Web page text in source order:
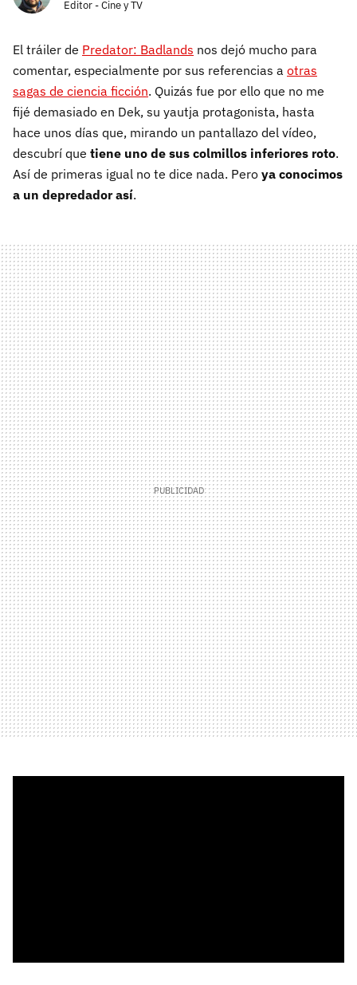
Editor - Cine y TV
El tráiler de Predator: Badlands nos dejó mucho para
comentar, especialmente por sus referencias a otras
sagas de ciencia ficción. Quizás fue por ello que no me
fijé demasiado en Dek, su yautja protagonista, hasta
hace unos días que, mirando un pantallazo del vídeo,
descubrí que tiene uno de sus colmillos inferiores roto.
Así de primeras igual no te dice nada. Pero ya conocimos
a un depredador así.